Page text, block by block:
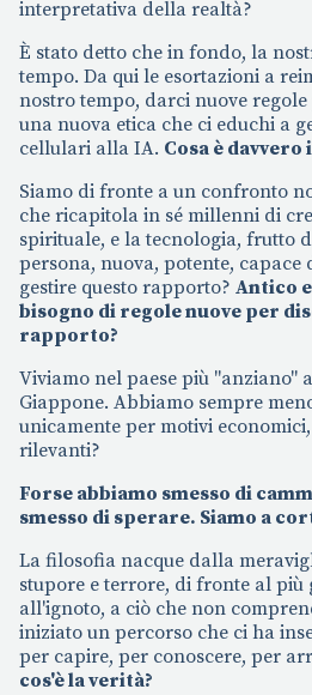
interpretativa della realtà?
È stato detto che in fondo, la
tempo. Da qui le esortazioni a
nostro tempo, darci nuove
una nuova etica che ci educhi a
cellulari alla IA. Cosa è davvero
Siamo di fronte a un confronto
che ricapitola in sé millenni di
spirituale, e la tecnologia, frutto
persona, nuova, potente, capace
gestire questo rapporto? Antico
bisogno di regole nuove per
rapporto?
Viviamo nel paese più "anziano"
Giappone. Abbiamo sempre
unicamente per motivi
rilevanti?
Forse abbiamo smesso di
smesso di sperare. Siamo a
La filosofia nacque dalla
stupore e terrore, di fronte al più
all'ignoto, a ciò che non
iniziato un percorso che ci ha
per capire, per conoscere, per
cos'è la verità?